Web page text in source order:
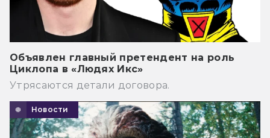
Объявлен главный претендент на роль
Циклопа в «Людях Икс»
Утрясаются детали договора.
Новости